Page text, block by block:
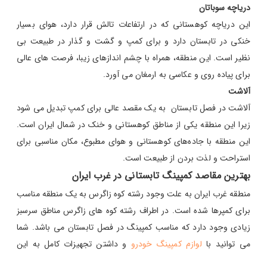
دریاچه سوباتان
این دریاچه کوهستانی که در ارتفاعات تالش قرار دارد، هوای بسیار
خنکی در تابستان دارد و برای کمپ و گشت‌ و‌ گذار در طبیعت بی‌
نظیر است. این منطقه، همراه با چشم‌ اندازهای زیبا، فرصت‌ های عالی
برای پیاده‌ روی و عکاسی به ارمغان می آورد.
آلاشت
آلاشت در فصل تابستان به یک مقصد عالی برای کمپ تبدیل می‌ شود
زیرا این منطقه یکی از مناطق کوهستانی و خنک در شمال ایران است.
این منطقه با جاده‌های کوهستانی و هوای مطبوع، مکان مناسبی برای
استراحت و لذت بردن از طبیعت است.
بهترین مقاصد کمپینگ تابستانی در غرب ایران
منطقه غرب ایران به علت وجود رشته کوه زاگرس به یک منطقه مناسب
برای کمپرها شده است. در اطراف رشته کوه های زاگرس مناطق سرسبز
زیادی وجود دارد که مناسب کمپینگ در فصل تابستان می باشد. شما
می توانید با لوازم کمپینگ خودرو و داشتن تجهیزات کامل به این